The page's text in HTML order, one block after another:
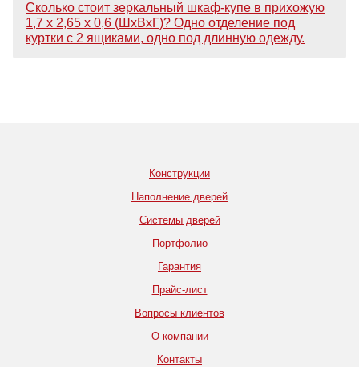
Сколько стоит зеркальный шкаф-купе в прихожую
1,7 х 2,65 х 0,6 (ШхВхГ)? Одно отделение под
куртки с 2 ящиками, одно под длинную одежду.
Конструкции
Наполнение дверей
Системы дверей
Портфолио
Гарантия
Прайс-лист
Вопросы клиентов
О компании
Контакты